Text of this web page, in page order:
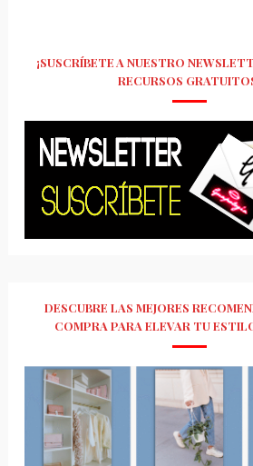
¡SUSCRÍBETE A NUESTRO
RECURSOS
DESCUBRE LAS MEJORES
COMPRA PARA ELEVAR TU